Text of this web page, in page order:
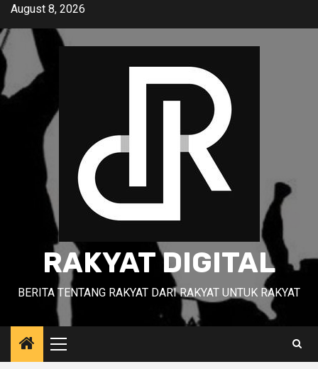
Skip
content
August 8, 2026
RAKYAT DIGITAL
BERITA TENTANG RAKYAT DARI RAKYAT UNTUK RAKYAT
Primary
Menu